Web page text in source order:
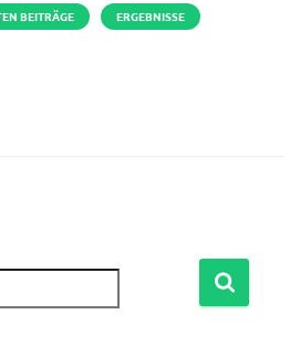
BEITRÄGE ERGEBNISSE